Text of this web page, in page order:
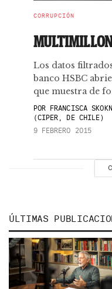
CORRUPCIÓN
Los datos
banco HSBC
que muestra de
PORFRANCISCA
(CIPER, DE CHILE)
9 FEBRERO 2015
ÚLTIMAS